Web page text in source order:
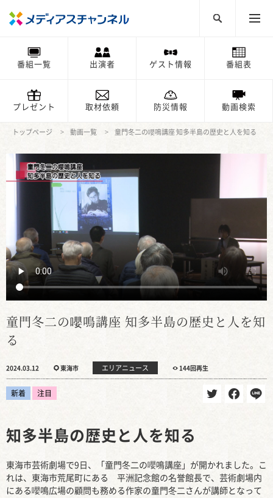
番組一覧 出演者 ゲスト情報 番組表
プレゼント 取材依頼 防災情報 動画検索
トップページ 動画一覧 童門冬二の嚶鳴講座 知多半島の歴史と人を知る
童門冬二の嚶鳴講座 知多半島の歴史と人を知
る
2024.03.12 東海市 エリアニュース 144回再生
新着 注目
知多半島の歴史と人を知る
東海市芸術劇場で9日、「童門冬二の嚶鳴講座」が開かれました。こ
れは、東海市荒尾町にある 平洲記念館の名誉館長で、芸術劇場内
にある嚶鳴広場の顧問も務める作家の童門冬二さんが講師となって